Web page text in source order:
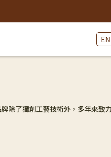
除了獨創工藝技術外，多年來致